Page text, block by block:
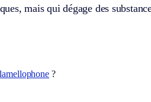
mais qui dégage des
lamellophone ?